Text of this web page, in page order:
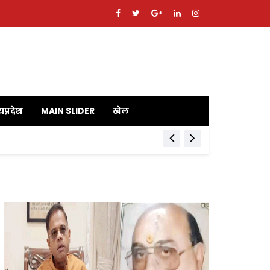
MAIN SLIDER खेल